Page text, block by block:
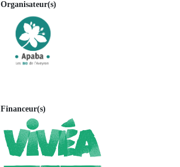
Organisateur(s)
Financeur(s)